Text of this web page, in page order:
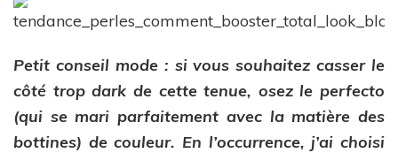
Petit conseil mode : si vous souhaitez casser le
côté trop dark de cette tenue, osez le perfecto
(qui se mari parfaitement avec la matière des
bottines) de couleur. En l’occurrence, j’ai choisi